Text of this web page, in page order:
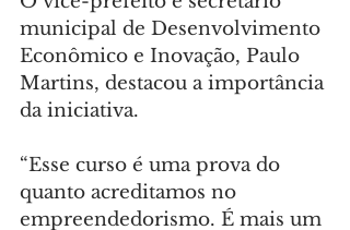
municipal de Desenvolvimento
Econômico e Inovação, Paulo
Martins, destacou a importância
da iniciativa.
“Esse curso é uma prova do
quanto acreditamos no
empreendedorismo. É mais um